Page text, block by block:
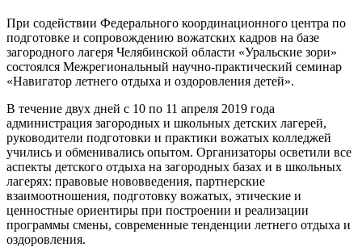
При содействии Федерального координационного центра по
подготовке и сопровождению вожатских кадров на базе
загородного лагеря Челябинской области «Уральские зори»
состоялся Межрегиональный научно-практический семинар
«Навигатор летнего отдыха и оздоровления детей».
В течение двух дней с 10 по 11 апреля 2019 года
администрация загородных и школьных детских лагерей,
руководители подготовки и практики вожатых колледжей
учились и обменивались опытом. Организаторы осветили все
аспекты детского отдыха на загородных базах и в школьных
лагерях: правовые нововведения, партнерские
взаимоотношения, подготовку вожатых, этические и
ценностные ориентиры при построении и реализации
программы смены, современные тенденции летнего отдыха и
оздоровления.